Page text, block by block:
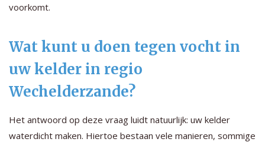
voorkomt.
Wat kunt u doen tegen vocht in
uw kelder in regio
Wechelderzande?
Het antwoord op deze vraag luidt natuurlijk: uw kelder
waterdicht maken. Hiertoe bestaan vele manieren, sommige